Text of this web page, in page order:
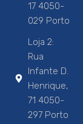
17 4050-
029 Porto
Loja 2:
Rua
Infante D.
Henrique,
71 4050-
297 Porto